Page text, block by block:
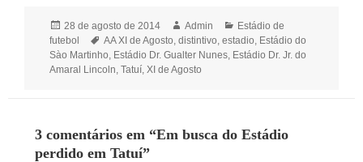
Publicado
em
28 de agosto de 2014 Autor
Admin Categorias
Estádio de
futebol
Tags
AA XI de Agosto,distintivo,estadio, Estádio do
Sào Martinho, Estádio Dr. Gualter Nunes, Estádio Dr. Jr. do
Amaral Lincoln,Tatuí,XI de Agosto
3 comentários em “Em busca do Estádio
perdido em Tatuí”